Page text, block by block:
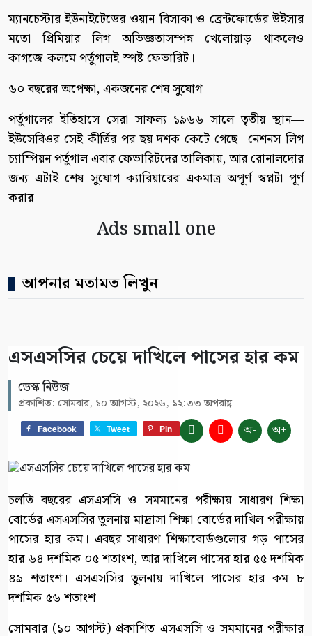
ম্যানচেস্টার ইউনাইটেডের ওয়ান-বিসাকা ও ব্রেন্টফোর্ডের উইসার
মতো প্রিমিয়ার লিগ অভিজ্ঞতাসম্পন্ন খেলোয়াড় থাকলেও
কাগজে-কলমে পর্তুগালই স্পষ্ট ফেভারিট।
৬০ বছরের অপেক্ষা, একজনের শেষ সুযোগ
পর্তুগালের ইতিহাসে সেরা সাফল্য ১৯৬৬ সালে তৃতীয় স্থান—
ইউসেবিওর সেই কীর্তির পর ছয় দশক কেটে গেছে। নেশনস লিগ
চ্যাম্পিয়ন পর্তুগাল এবার ফেভারিটদের তালিকায়, আর রোনালদোর
জন্য এটাই শেষ সুযোগ ক্যারিয়ারের একমাত্র অপূর্ণ স্বপ্নটা পূর্ণ
করার।
Ads small one
আপনার মতামত লিখুন
এসএসসির চেয়ে দাখিলে পাসের হার কম
ডেস্ক নিউজ
প্রকাশিত: সোমবার, ১০ আগস্ট, ২০২৬, ১২:৩৩ অপরাহ্ণ
Facebook Tweet Pin অ- অ+
চলতি বছরের এসএসসি ও সমমানের পরীক্ষায় সাধারণ শিক্ষা
বোর্ডের এসএসসির তুলনায় মাদ্রাসা শিক্ষা বোর্ডের দাখিল পরীক্ষায়
পাসের হার কম। এবছর সাধারণ শিক্ষাবোর্ডগুলোর গড় পাসের
হার ৬৪ দশমিক ০৫ শতাংশ, আর দাখিলে পাসের হার ৫৫ দশমিক
৪৯ শতাংশ। এসএসসির তুলনায় দাখিলে পাসের হার কম ৮
দশমিক ৫৬ শতাংশ।
সোমবার (১০ আগস্ট) প্রকাশিত এসএসসি ও সমমানের পরীক্ষার